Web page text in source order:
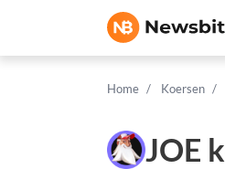
Home Koersen
JOE